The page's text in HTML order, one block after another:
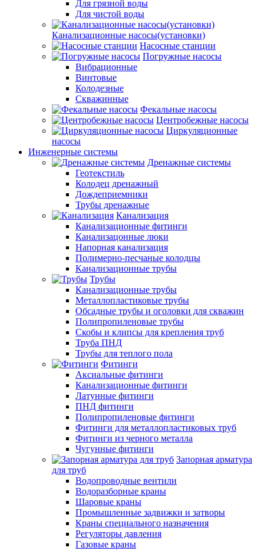
Для грязной воды
Для чистой воды
Канализационные насосы(установки)
Насосные станции
Погружные насосы
Вибрационные
Винтовые
Колодезные
Скважинные
Фекальные насосы
Центробежные насосы
Циркуляционные
насосы
Инженерные системы
Дренажные системы
Геотекстиль
Колодец дренажный
Дождеприемники
Трубы дренажные
Канализация
Канализационные фитинги
Канализацонные люки
Напорная канализация
Полимерно-песчаные колодцы
Канализационные трубы
Трубы
Канализационные трубы
Металлопластиковые трубы
Обсадные трубы и оголовки для скважин
Полипропиленовые трубы
Скобы и клипсы для крепления труб
Труба ПНД
Трубы для теплого пола
Фитинги
Аксиальные фитинги
Канализационные фитинги
Латунные фитинги
ПНД фитинги
Полипропиленовые фитинги
Фитинги для металлопластиковых труб
Фитинги из черного металла
Чугунные фитинги
Запорная арматура
для труб
Водопроводные вентили
Водоразборные краны
Шаровые краны
Промышленные задвижки и затворы
Краны специального назначения
Регуляторы давления
Газовые краны